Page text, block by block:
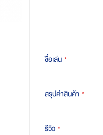
ชื่อเล่น
สรุปค่าสินค้า
รีวิว